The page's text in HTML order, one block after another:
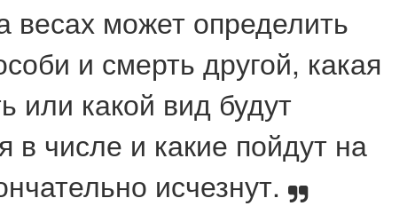
весах может определить
и смерть другой, какая
или какой вид будут
в числе и какие пойдут на
исчезнут.